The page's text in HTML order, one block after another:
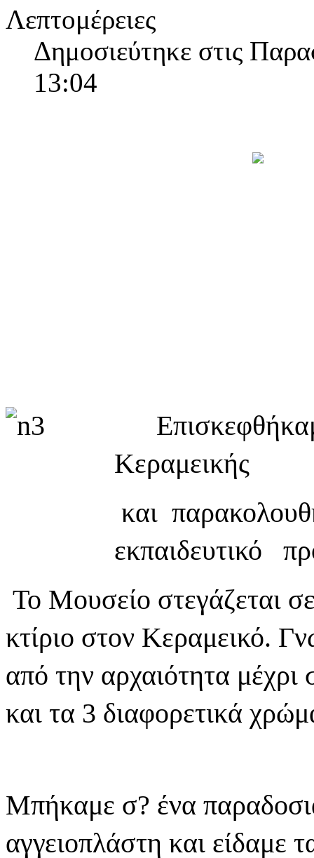
Λεπτομέρειες
Δημοσιεύτηκε στις
13:04
Κεραμεικής
και
εκπαιδευτικό
Το Μουσείο στεγάζεται
κτίριο στον Κεραμεικό.
από την αρχαιότητα
και τα 3 διαφορετικά
Μπήκαμε σ? ένα
αγγειοπλάστη και είδαμε